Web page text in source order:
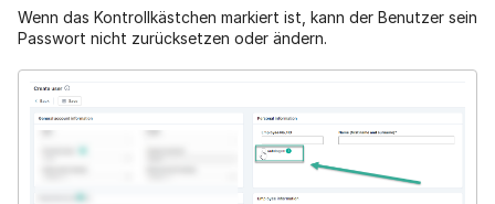
Wenn das Kontrollkästchen markiert ist, kann der Benutzer sein
Passwort nicht zurücksetzen oder ändern.